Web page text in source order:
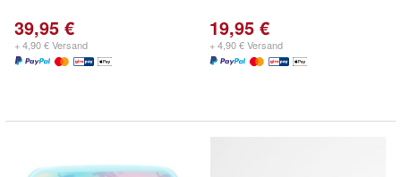
39,95 €
+ 4,90 € Versand
19,95 €
+ 4,90 € Versand